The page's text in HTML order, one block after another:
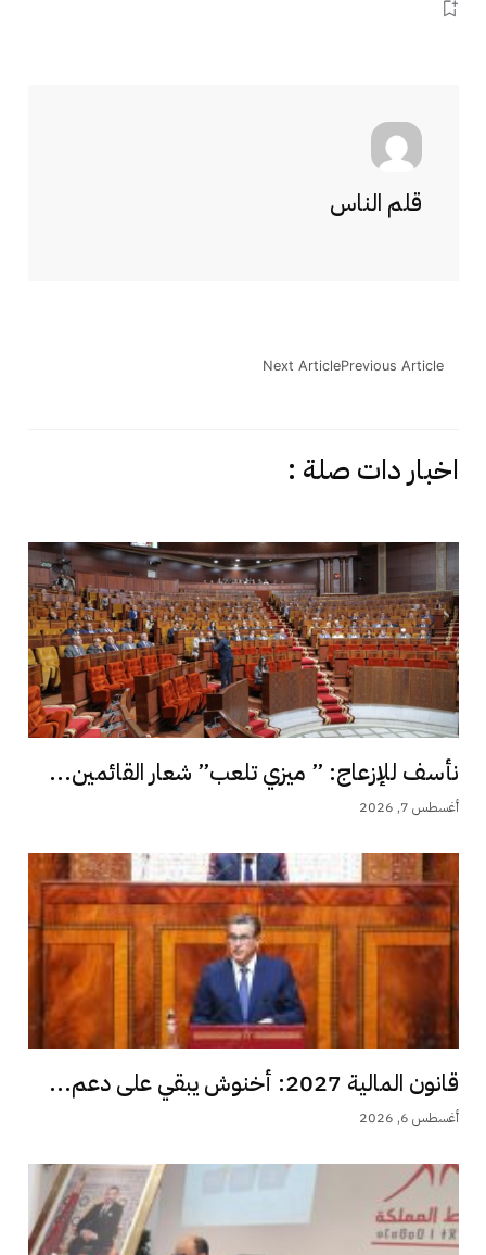
قلم الناس
Previous Article
Next Article
اخبار دات صلة :
نأسف للإزعاج: ” ميزي تلعب” شعار القائمين...
أغسطس 7, 2026
قانون المالية 2027: أخنوش يبقي على دعم...
أغسطس 6, 2026